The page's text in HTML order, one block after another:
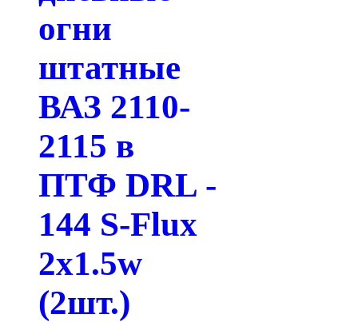
огни
штатные
ВАЗ 2110-
2115 в
ПТФ DRL -
144 S-Flux
2x1.5w
(2шт.)